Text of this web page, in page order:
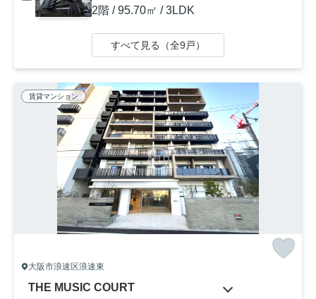
2階 / 95.70㎡ / 3LDK
すべて見る（全9戸）
賃貸マンション
大阪市浪速区浪速東
THE MUSIC COURT